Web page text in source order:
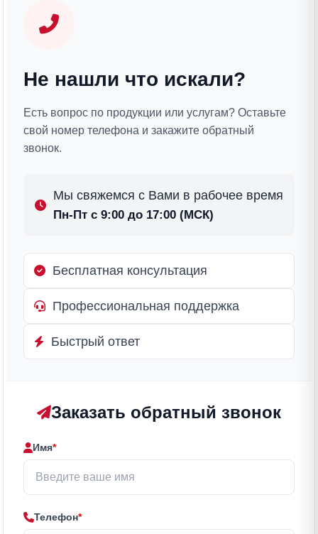
Не нашли что искали?
Есть вопрос по продукции или услугам? Оставьте
свой номер телефона и закажите обратный
звонок.
Мы свяжемся с Вами в рабочее время
Пн-Пт с 9:00 до 17:00 (МСК)
Бесплатная консультация
Профессиональная поддержка
Быстрый ответ
Заказать обратный звонок
Имя*
Телефон*